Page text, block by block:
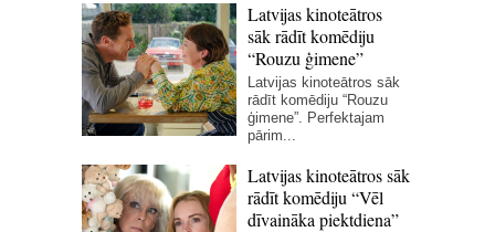
Latvijas kinoteātros
sāk rādīt komēdiju
“Rouzu ģimene”
Latvijas kinoteātros sāk
rādīt komēdiju “Rouzu
ģimene”. Perfektajam
pārim...
Latvijas kinoteātros sāk
rādīt komēdiju “Vēl
dīvaināka piektdiena”